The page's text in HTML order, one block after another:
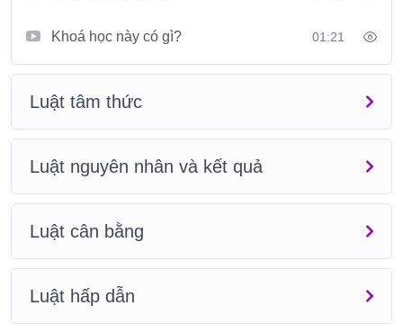
tâm thức” một cách thực tế, không màu mè.
Nội dung khóa học gồm:
•7 luật đang vận hành cuộc sống: Luật Tâm Thức, Luật
Cân Bằng, Luật Chu Kỳ, Luật Nhân – Quả, Luật Nhất Quán,
Luật Hấp Dẫn và Baì Học Cuộc Đời
Video minh hoạ – dễ hiểu – ứng dụng được ngay
Khóa học gồm chuỗi video ngắn giúp bạn nắm bắt từng
Khoá học này có gì? 01:21
Luật tâm thức
Luật nguyên nhân và kết quả
Luật cân bằng
Luật hấp dẫn